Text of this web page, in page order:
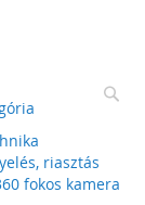
riasztás
fokos kamera